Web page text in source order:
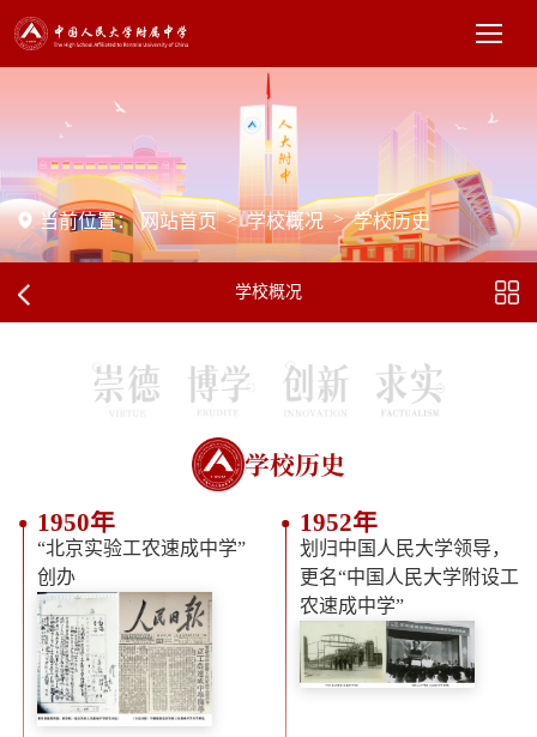
当前位置： 网站首页 > 学校概况 > 学校历史
学校概况
学校历史
1950年
“北京实验工农速成中学”
创办
1952年
划归中国人民大学领导，
更名“中国人民大学附设工
农速成中学”